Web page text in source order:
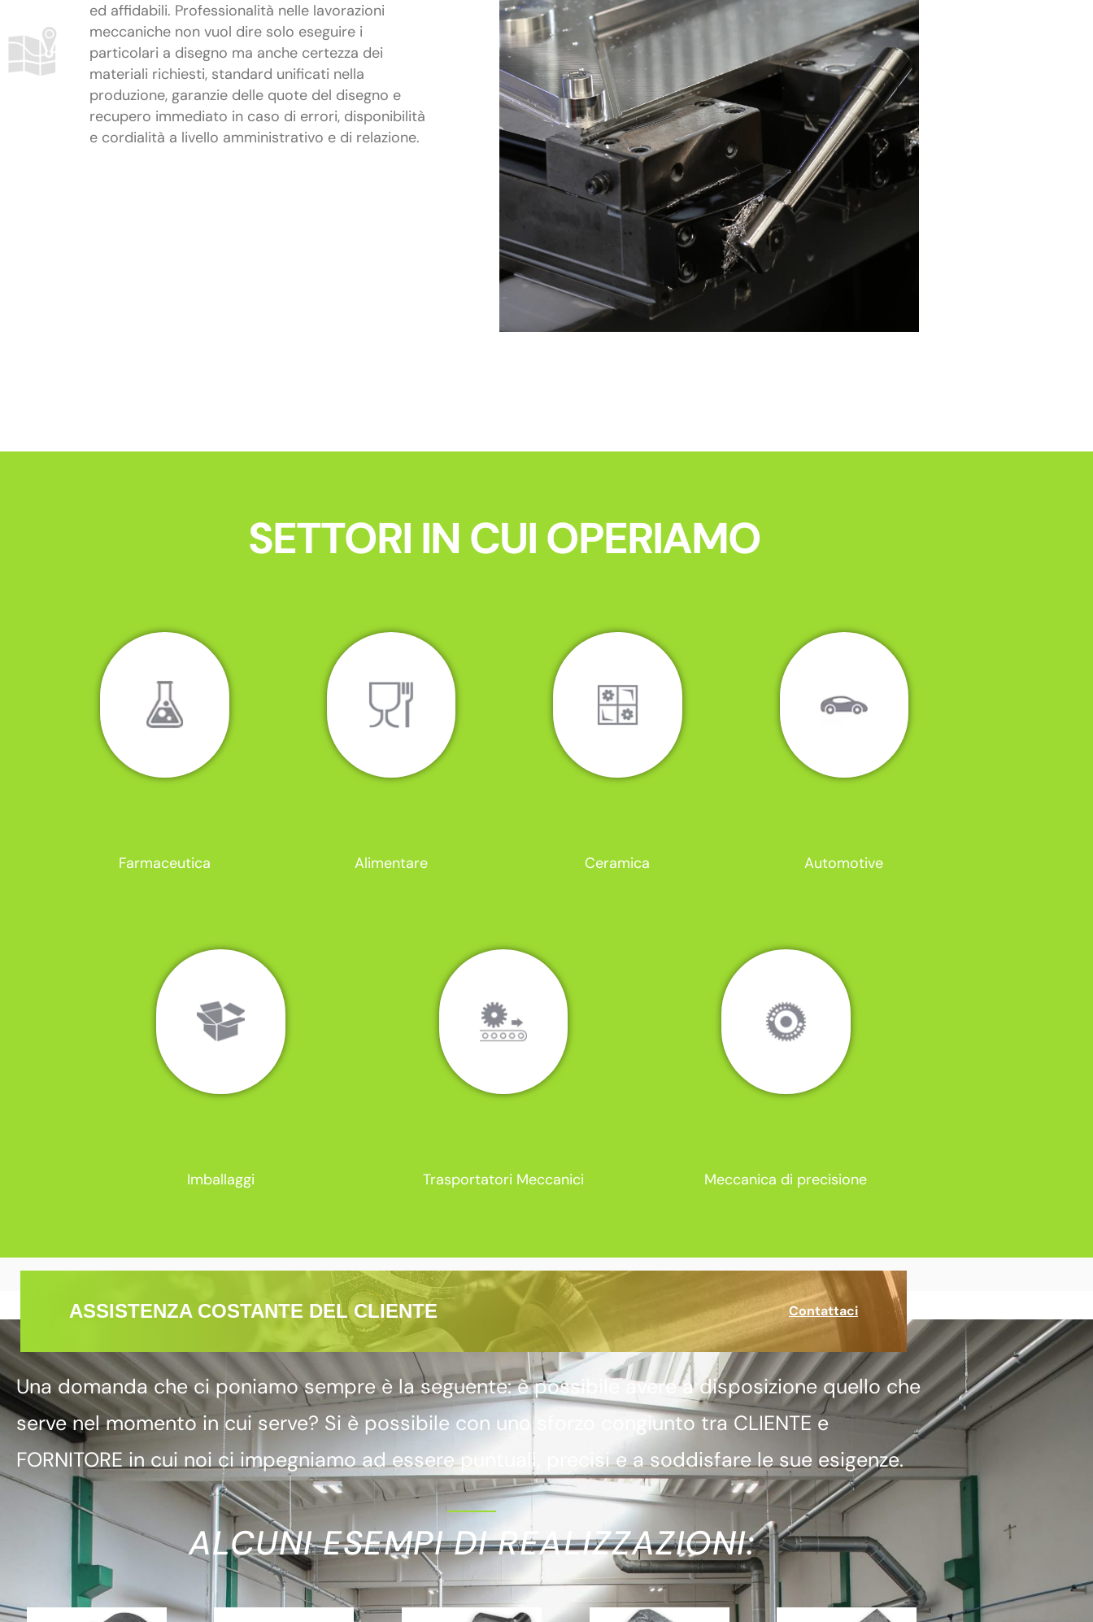
ed affidabili. Professionalità nelle lavorazioni
meccaniche non vuol dire solo eseguire i
particolari a disegno ma anche certezza dei
materiali richiesti, standard unificati nella
produzione, garanzie delle quote del disegno e
recupero immediato in caso di errori, disponibilità
e cordialità a livello amministrativo e di relazione.
SETTORI IN CUI OPERIAMO
Farmaceutica Alimentare Ceramica Automotive
Imballaggi Trasportatori Meccanici Meccanica di precisione
ASSISTENZA COSTANTE DEL CLIENTE Contattaci
Una domanda che ci poniamo sempre è la seguente: è possibile avere a disposizione quello che
serve nel momento in cui serve? Si è possibile con uno sforzo congiunto tra CLIENTE e
FORNITORE in cui noi ci impegniamo ad essere puntuali, precisi e a soddisfare le sue esigenze.
ALCUNI ESEMPI DI REALIZZAZIONI: